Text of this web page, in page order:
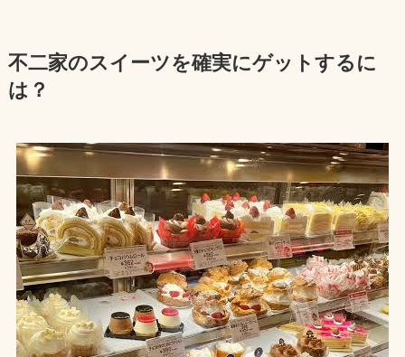
不二家のスイーツを確実にゲットするに
は？